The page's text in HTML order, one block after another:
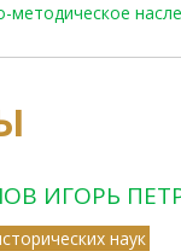
ИГОРЬ
наук